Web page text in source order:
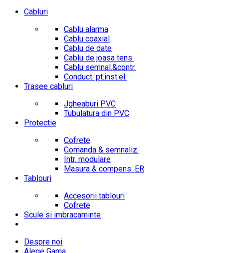
Cabluri
Cablu alarma
Cablu coaxial
Cablu de date
Cablu de joasa tens.
Cablu semnal.&contr.
Conduct. pt.inst.el.
Trasee cabluri
Jgheaburi PVC
Tubulatura din PVC
Protectie
Cofrete
Comanda & semnaliz.
Intr. modulare
Masura & compens. ER
Tablouri
Accesorii tablouri
Cofrete
Scule si imbracaminte
Despre noi